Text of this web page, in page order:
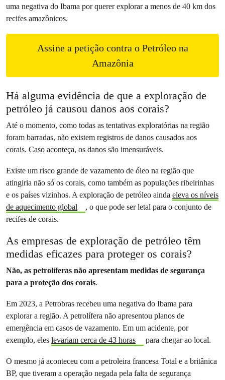
uma negativa do Ibama por querer explorar a menos de 40 km dos
recifes amazônicos.
Assine a petição contra o Petróleo na
Amazônia
Há alguma evidência de que a exploração de
petróleo já causou danos aos corais?
Até o momento, como todas as tentativas exploratórias na região
foram barradas, não existem registros de danos causados aos
corais. Caso aconteça, os danos são imensuráveis.
Existe um risco grande de vazamento de óleo na região que
atingiria não só os corais, como também as populações ribeirinhas
e os países vizinhos. A exploração de petróleo ainda eleva os níveis
de aquecimento global
, o que pode ser letal para o conjunto de
recifes de corais.
As empresas de exploração de petróleo têm
medidas eficazes para proteger os corais?
Não, as petrolíferas não apresentam medidas de segurança
para a proteção dos corais.
Em 2023, a Petrobras recebeu uma negativa do Ibama para
explorar a região. A petrolífera não apresentou planos de
emergência em casos de vazamento. Em um acidente, por
exemplo, eles levariam cerca de 43 horas para chegar ao local.
O mesmo já aconteceu com a petroleira francesa Total e a britânica
BP, que tiveram a operação negada pela falta de segurança